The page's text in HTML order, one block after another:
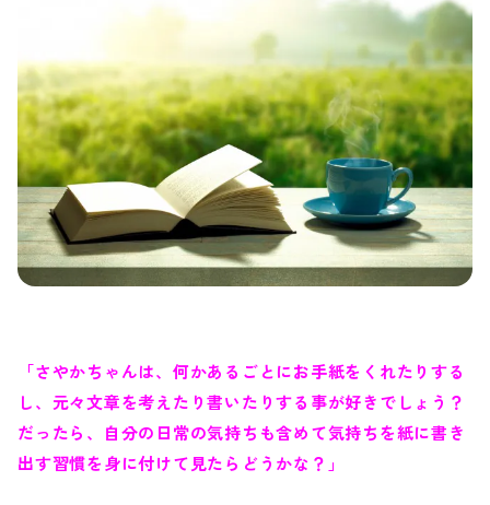
「さやかちゃんは、何かあるごとにお手紙をくれたりする
し、元々文章を考えたり書いたりする事が好きでしょう？
だったら、自分の日常の気持ちも含めて気持ちを紙に書き
出す習慣を身に付けて見たらどうかな？」